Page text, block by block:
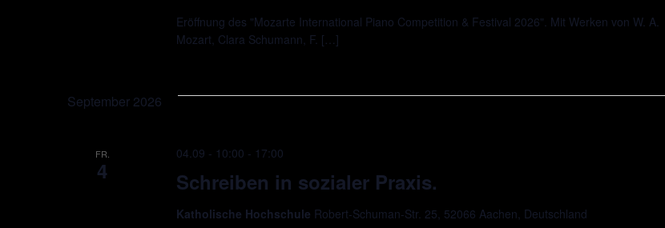
Eröffnung des "Mozarte International Piano Competition & Festival 2026". Mit Werken von W. A.
Mozart, Clara Schumann, F. […]
September 2026
FR.
4 Schreiben in sozialer Praxis.
04.09 - 10:00 - 17:00
Katholische Hochschule Robert-Schuman-Str. 25, 52066 Aachen, Deutschland